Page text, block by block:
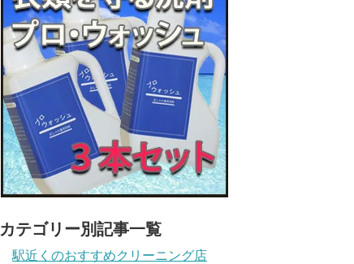
カテゴリー別記事一覧
駅近くのおすすめクリーニング店